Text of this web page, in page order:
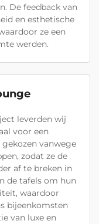
De feedback van
en esthetische
ze een
werden.
leverden wij
voor een
vanwege
zodat ze de
af te breken in
de tafels om hun
waardoor
bijeenkomsten
van luxe en